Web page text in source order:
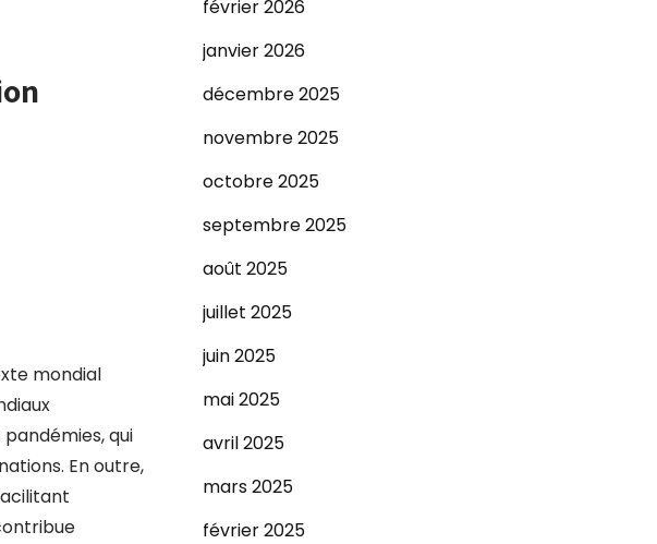
mondial
qui
En outre,
février 2026
janvier 2026
décembre 2025
novembre 2025
octobre 2025
septembre 2025
août 2025
juillet 2025
juin 2025
mai 2025
avril 2025
mars 2025
février 2025